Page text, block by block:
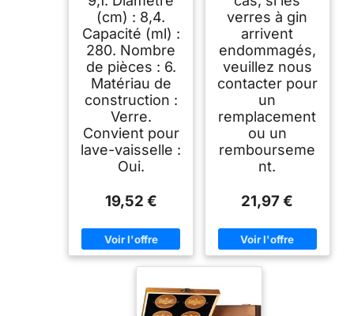
(cm) : 8,4.
Capacité (ml) :
280. Nombre
de pièces : 6.
Matériau de
construction :
Verre.
Convient pour
lave-vaisselle :
Oui.
19,52 €
verres à gin
arrivent
endommagés,
veuillez nous
contacter pour
un
remplacement
ou un
rembourseme
nt.
21,97 €